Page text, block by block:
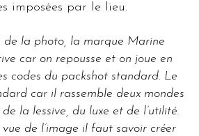
imposées par le lieu.
de la photo, la marque Marine
car on repousse et on joue en
codes du packshot standard. Le
car il rassemble deux mondes
la lessive, du luxe et de l’utilité.
de l’image il faut savoir créer